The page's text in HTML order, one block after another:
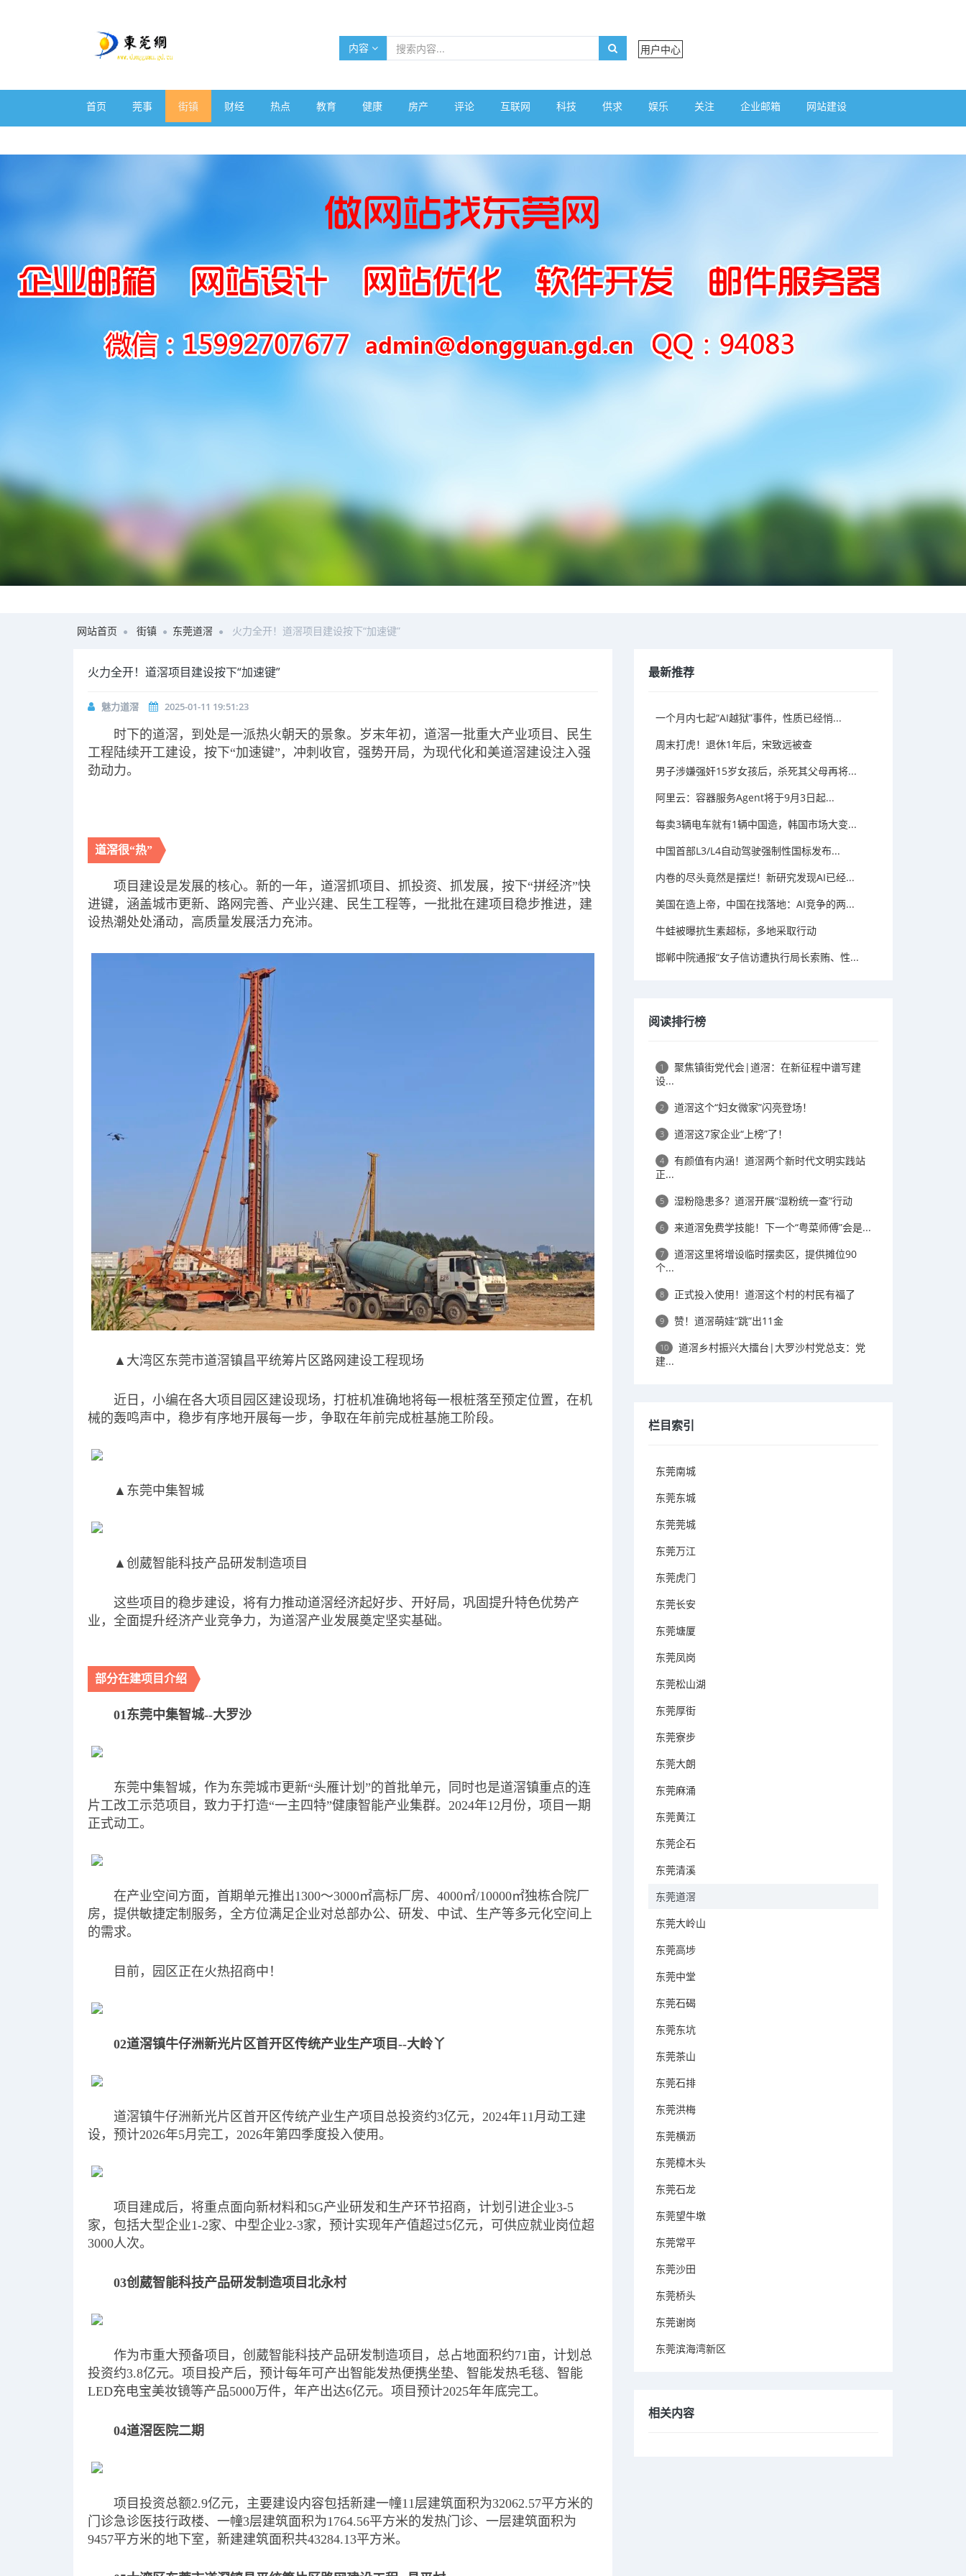
内容 用户中心
首页 莞事 街镇 财经 热点 教育 健康 房产 评论 互联网 科技 供求 娱乐 关注 企业邮箱 网站建设
网站首页 街镇 东莞道滘 火力全开！道滘项目建设按下“加速键”
火力全开！道滘项目建设按下“加速键”
魅力道滘 2025-01-11 19:51:23
时下的道滘，到处是一派热火朝天的景象。岁末年初，道滘一批重大产业项目、民生
工程陆续开工建设，按下“加速键”，冲刺收官，强势开局，为现代化和美道滘建设注入强
劲动力。
道滘很“热”
项目建设是发展的核心。新的一年，道滘抓项目、抓投资、抓发展，按下“拼经济”快
进键，涵盖城市更新、路网完善、产业兴建、民生工程等，一批批在建项目稳步推进，建
设热潮处处涌动，高质量发展活力充沛。
▲大湾区东莞市道滘镇昌平统筹片区路网建设工程现场
近日，小编在各大项目园区建设现场，打桩机准确地将每一根桩落至预定位置，在机
械的轰鸣声中，稳步有序地开展每一步，争取在年前完成桩基施工阶段。
▲东莞中集智城
▲创葳智能科技产品研发制造项目
这些项目的稳步建设，将有力推动道滘经济起好步、开好局，巩固提升特色优势产
业，全面提升经济产业竞争力，为道滘产业发展奠定坚实基础。
部分在建项目介绍
01东莞中集智城--大罗沙
东莞中集智城，作为东莞城市更新“头雁计划”的首批单元，同时也是道滘镇重点的连
片工改工示范项目，致力于打造“一主四特”健康智能产业集群。2024年12月份，项目一期
正式动工。
在产业空间方面，首期单元推出1300～3000㎡高标厂房、4000㎡/10000㎡独栋合院厂
房，提供敏捷定制服务，全方位满足企业对总部办公、研发、中试、生产等多元化空间上
的需求。
目前，园区正在火热招商中！
02道滘镇牛仔洲新光片区首开区传统产业生产项目--大岭丫
道滘镇牛仔洲新光片区首开区传统产业生产项目总投资约3亿元，2024年11月动工建
设，预计2026年5月完工，2026年第四季度投入使用。
项目建成后，将重点面向新材料和5G产业研发和生产环节招商，计划引进企业3-5
家，包括大型企业1-2家、中型企业2-3家，预计实现年产值超过5亿元，可供应就业岗位超
3000人次。
03创葳智能科技产品研发制造项目北永村
作为市重大预备项目，创葳智能科技产品研发制造项目，总占地面积约71亩，计划总
投资约3.8亿元。项目投产后，预计每年可产出智能发热便携坐垫、智能发热毛毯、智能
LED充电宝美妆镜等产品5000万件，年产出达6亿元。项目预计2025年年底完工。
04道滘医院二期
项目投资总额2.9亿元，主要建设内容包括新建一幢11层建筑面积为32062.57平方米的
门诊急诊医技行政楼、一幢3层建筑面积为1764.56平方米的发热门诊、一层建筑面积为
9457平方米的地下室，新建建筑面积共43284.13平方米。
最新推荐
一个月内七起“AI越狱”事件，性质已经悄...
周末打虎！退休1年后，宋致远被查
男子涉嫌强奸15岁女孩后，杀死其父母再将...
阿里云：容器服务Agent将于9月3日起...
每卖3辆电车就有1辆中国造，韩国市场大变...
中国首部L3/L4自动驾驶强制性国标发布...
内卷的尽头竟然是摆烂！新研究发现AI已经...
美国在造上帝，中国在找落地：AI竞争的两...
牛蛙被曝抗生素超标，多地采取行动
邯郸中院通报“女子信访遭执行局长索贿、性...
阅读排行榜
1
聚焦镇街党代会|道滘：在新征程中谱写建
设...
2 道滘这个“妇女微家”闪亮登场！
3 道滘这7家企业“上榜”了！
4
有颜值有内涵！道滘两个新时代文明实践站
正...
5 湿粉隐患多？道滘开展“湿粉统一查”行动
6 来道滘免费学技能！下一个“粤菜师傅”会是...
7
道滘这里将增设临时摆卖区，提供摊位90
个...
8 正式投入使用！道滘这个村的村民有福了
9 赞！道滘萌娃“跳”出11金
10
道滘乡村振兴大擂台|大罗沙村党总支：党
建...
栏目索引
东莞南城
东莞东城
东莞莞城
东莞万江
东莞虎门
东莞长安
东莞塘厦
东莞凤岗
东莞松山湖
东莞厚街
东莞寮步
东莞大朗
东莞麻涌
东莞黄江
东莞企石
东莞清溪
东莞道滘
东莞大岭山
东莞高埗
东莞中堂
东莞石碣
东莞东坑
东莞茶山
东莞石排
东莞洪梅
东莞横沥
东莞樟木头
东莞石龙
东莞望牛墩
东莞常平
东莞沙田
东莞桥头
东莞谢岗
东莞滨海湾新区
相关内容